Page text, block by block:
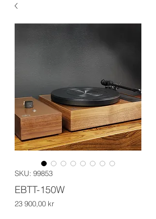
SKU: 99853
EBTT-150W
23 900,00 krPrice